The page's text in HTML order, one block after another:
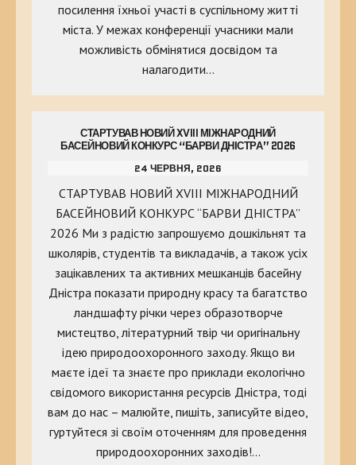
посилення їхньої участі в суспільному житті
міста. У межах конференції учасники мали
можливість обмінятися досвідом та
налагодити…
СТАРТУВАВ НОВИЙ XVIII МІЖНАРОДНИЙ
БАСЕЙНОВИЙ КОНКУРС “БАРВИ ДНІСТРА” 2026
24 ЧЕРВНЯ, 2026
СТАРТУВАВ НОВИЙ XVIII МІЖНАРОДНИЙ
БАСЕЙНОВИЙ КОНКУРС “БАРВИ ДНІСТРА”
2026 Ми з радістю запрошуємо дошкільнят та
школярів, студентів та викладачів, а також усіх
зацікавлених та активних мешканців басейну
Дністра показати природну красу та багатство
ландшафту річки через образотворче
мистецтво, літературний твір чи оригінальну
ідею природоохоронного заходу. Якщо ви
маєте ідеї та знаєте про приклади екологічно
свідомого використання ресурсів Дністра, тоді
вам до нас – малюйте, пишіть, записуйте відео,
гуртуйтеся зі своїм оточенням для проведення
природоохоронних заходів!…